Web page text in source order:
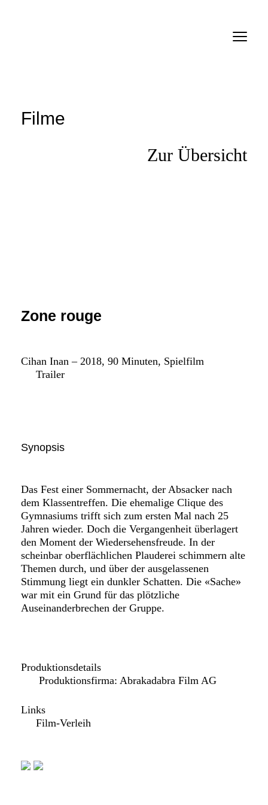
Kontakt
Film Commission Bern
Filme
Zur Übersicht
Zone rouge
Cihan Inan – 2018, 90 Minuten, Spielfilm
Trailer
Synopsis
Das Fest einer Sommernacht, der Absacker nach
dem Klassentreffen. Die ehemalige Clique des
Gymnasiums trifft sich zum ersten Mal nach 25
Jahren wieder. Doch die Vergangenheit überlagert
den Moment der Wiedersehensfreude. In der
scheinbar oberflächlichen Plauderei schimmern alte
Themen durch, und über der ausgelassenen
Stimmung liegt ein dunkler Schatten. Die «Sache»
war mit ein Grund für das plötzliche
Auseinanderbrechen der Gruppe.
Produktionsdetails
Produktionsfirma: Abrakadabra Film AG
Links
Film-Verleih